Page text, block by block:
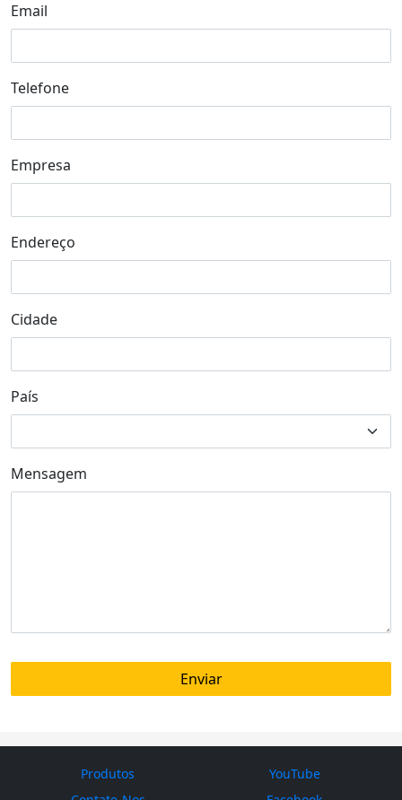
Email
Telefone
Empresa
Endereço
Cidade
País
Mensagem
Produtos
YouTube